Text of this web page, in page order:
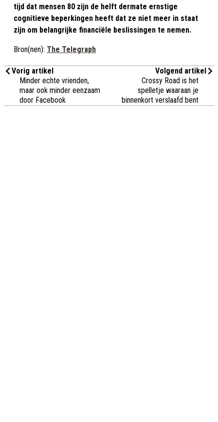
tijd dat mensen 80 zijn de helft dermate ernstige
cognitieve beperkingen heeft dat ze niet meer in staat
zijn om belangrijke financiële beslissingen te nemen.
Bron(nen): The Telegraph
Vorig artikel
Minder echte vrienden,
maar ook minder eenzaam
door Facebook
Volgend artikel
Crossy Road is het
spelletje waaraan je
binnenkort verslaafd bent